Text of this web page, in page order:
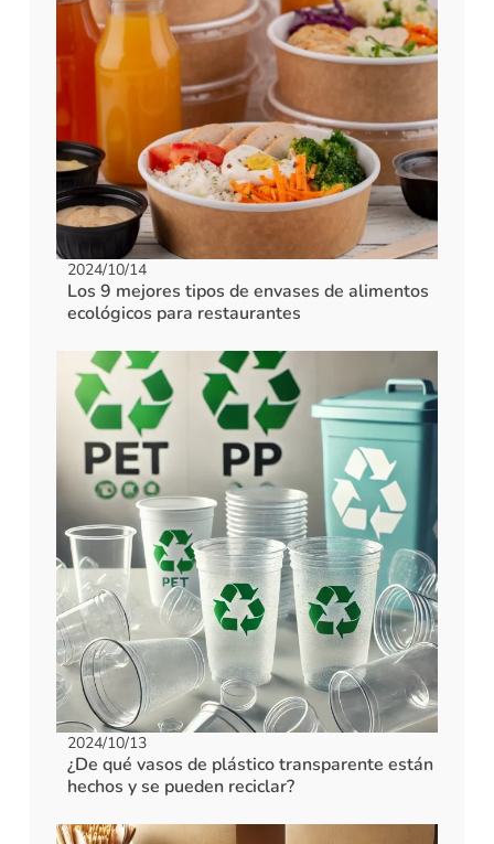
2024/10/14
Los 9 mejores tipos de envases de alimentos
ecológicos para restaurantes
2024/10/13
¿De qué vasos de plástico transparente están
hechos y se pueden reciclar?